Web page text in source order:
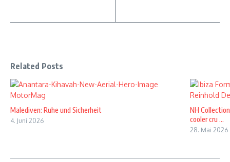
Related Posts
Malediven: Ruhe und Sicherheit
4. Juni 2026
NH
cooler cru ...
28. Mai 2026